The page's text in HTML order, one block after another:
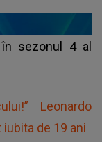
sezonul 4 al
Leonardo
de 19 ani